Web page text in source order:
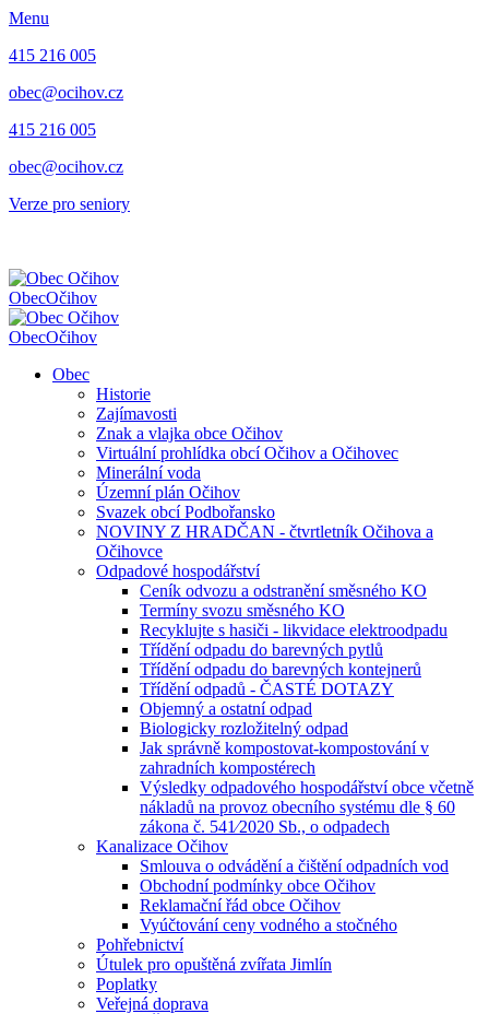
Menu
415 216 005
obec@ocihov.cz
415 216 005
obec@ocihov.cz
Verze pro seniory
ObecOčihov
ObecOčihov
Obec
Historie
Zajímavosti
Znak a vlajka obce Očihov
Virtuální prohlídka obcí Očihov a Očihovec
Minerální voda
Územní plán Očihov
Svazek obcí Podbořansko
NOVINY Z HRADČAN - čtvrtletník Očihova a
Očihovce
Odpadové hospodářství
Ceník odvozu a odstranění směsného KO
Termíny svozu směsného KO
Recyklujte s hasiči - likvidace elektroodpadu
Třídění odpadu do barevných pytlů
Třídění odpadu do barevných kontejnerů
Třídění odpadů - ČASTÉ DOTAZY
Objemný a ostatní odpad
Biologicky rozložitelný odpad
Jak správně kompostovat-kompostování v
zahradních kompostérech
Výsledky odpadového hospodářství obce včetně
nákladů na provoz obecního systému dle § 60
zákona č. 541⁄2020 Sb., o odpadech
Kanalizace Očihov
Smlouva o odvádění a čištění odpadních vod
Obchodní podmínky obce Očihov
Reklamační řád obce Očihov
Vyúčtování ceny vodného a stočného
Pohřebnictví
Útulek pro opuštěná zvířata Jimlín
Poplatky
Veřejná doprava